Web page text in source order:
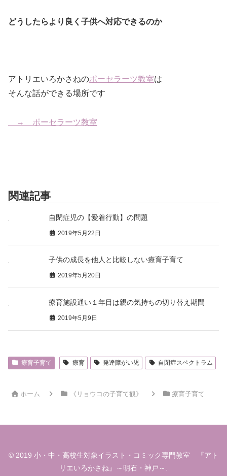
どうしたらより良く子供へ対応できるのか
アトリエいろかさねのポーセラーツ教室は
そんな話ができる場所です
→ ポーセラーツ教室
関連記事
自閉症児の【愛着行動】の問題
2019年5月22日
子供の成長を他人と比較しない療育子育て
2019年5月20日
療育施設通い１年目は親の気持ちの切り替え期間
2019年5月9日
療育子育て 療育 発達障がい児 自閉症スペクトラム
ホーム 《リョウコの子育て観》 療育子育て
© 2019 小・中・高校生対象イラスト・コミック専門教室 『アト
リエいろかさね』～明石・神戸～.